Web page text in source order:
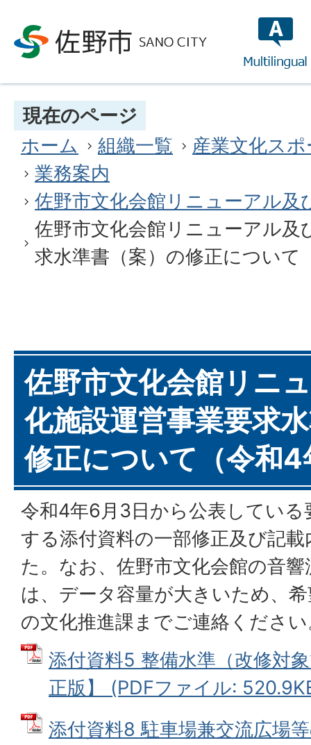
現在のページ
ホーム
組織一覧
産業文化ス
業務案内
佐野市文化会館リニューアル及
佐野市文化会館リニューアル及
求水準書（案）の修正について
佐野市文化会館リニ
化施設運営事業要求
修正について（令和
令和4年6月3日から公表している
する添付資料の一部修正及び記
た。なお、佐野市文化会館の音
は、データ容量が大きいため、
の文化推進課までご連絡くださ
添付資料5 整備水準（改修対
正版】 (PDFファイル:
添付資料8 駐車場兼交流広場